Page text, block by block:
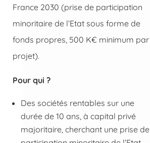
France 2030 (prise de participation
minoritaire de l’Etat sous forme de
fonds propres, 500 K€ minimum par
projet).
Pour qui ?
Des sociétés rentables sur une
durée de 10 ans, à capital privé
majoritaire, cherchant une prise de